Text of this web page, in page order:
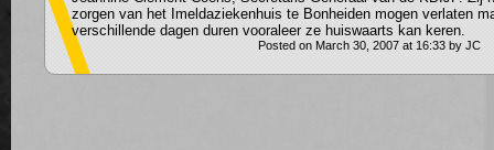
zorgen van het Imeldaziekenhuis te Bonheiden mogen verlaten
verschillende dagen duren vooraleer ze huiswaarts kan keren.
Posted on March 30, 2007 at 16:33 by JC